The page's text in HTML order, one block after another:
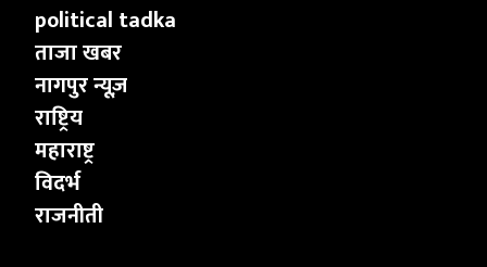
political tadka
ताजा खबर
नागपुर न्यूज़
राष्ट्रिय
महाराष्ट्र
विदर्भ
राजनीती